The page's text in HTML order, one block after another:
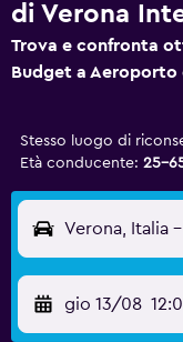
di Verona
Trova e confronta
Budget a Aeroporto
Stesso luogo di
Età conducente: 25-
gio 13/08